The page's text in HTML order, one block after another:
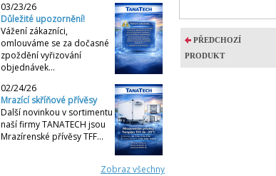
03/23/26
Důležité upozornění!
Vážení zákazníci,
omlouváme se za dočasné
zpoždění vyřizování
objednávek…
02/24/26
Mrazící skříňové přívěsy
Další novinkou v sortimentu
naší firmy TANATECH jsou
Mrazírenské přívěsy TFF…
Zobraz všechny
PŘEDCHOZÍ
PRODUKT